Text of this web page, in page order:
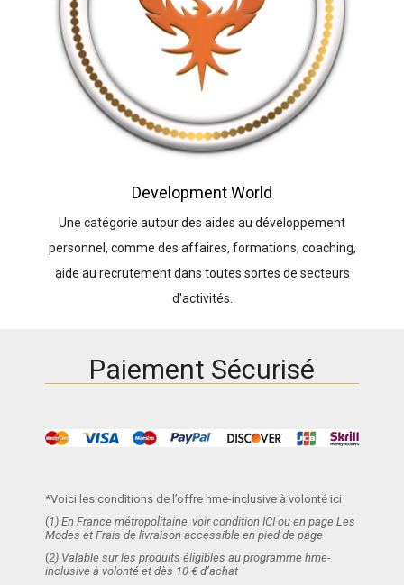
Development World
Une catégorie autour des aides au développement
personnel, comme des affaires, formations, coaching,
aide au recrutement dans toutes sortes de secteurs
d'activités.
Paiement Sécurisé
*Voici les conditions de l’offre hme-inclusive à volonté ici
(1) En France métropolitaine, voir condition ICI ou en page Les
Modes et Frais de livraison accessible en pied de page
(2) Valable sur les produits éligibles au programme hme-
inclusive à volonté et dès 10 € d’achat